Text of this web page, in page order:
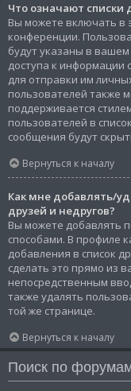
Что означают списки
Вы можете включать в
конференции.
будут указаны в
доступа к информации
для отправки им
пользователей также
поддерживается
пользователей в
сообщения будут
Вернуться к началу
Как мне добавлять/
друзей и недругов?
Вы можете добавлять
способами. В профиле
добавления в список
сделать это прямо из
непосредственным
также удалять
той же странице.
Вернуться к началу
Поиск по